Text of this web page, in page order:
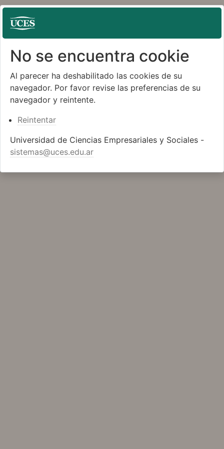
No se encuentra cookie
Al parecer ha deshabilitado las cookies de su
navegador. Por favor revise las preferencias de su
navegador y reintente.
Reintentar
Universidad de Ciencias Empresariales y Sociales -
sistemas@uces.edu.ar